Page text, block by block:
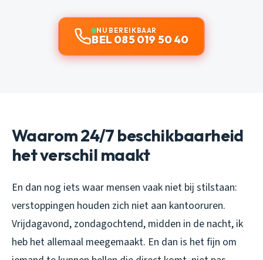
NU BEREIKBAAR
BEL 085 019 50 40
Waarom 24/7 beschikbaarheid
het verschil maakt
En dan nog iets waar mensen vaak niet bij stilstaan:
verstoppingen houden zich niet aan kantooruren.
Vrijdagavond, zondagochtend, midden in de nacht, ik
heb het allemaal meegemaakt. En dan is het fijn om